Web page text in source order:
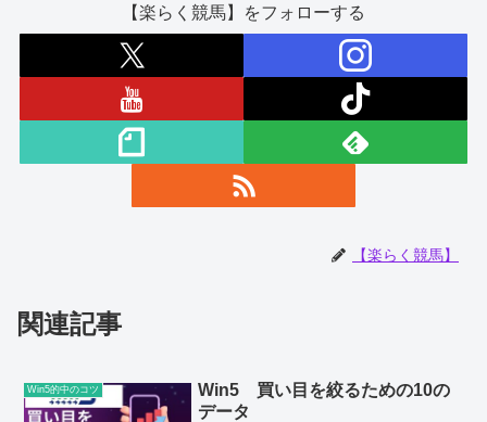
【楽らく競馬】をフォローする
【楽らく競馬】
関連記事
Win5的中のコツ
Win5 買い目を絞るための10の
データ